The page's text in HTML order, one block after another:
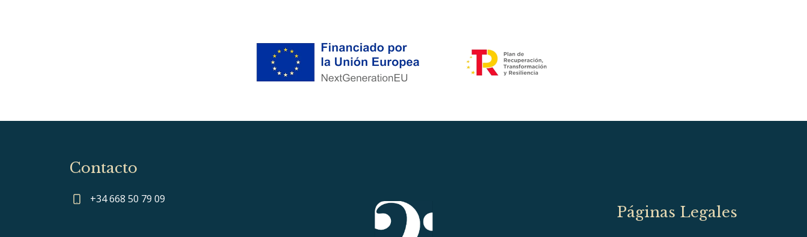
Contacto
+34 668 50 79 09
Páginas Legales